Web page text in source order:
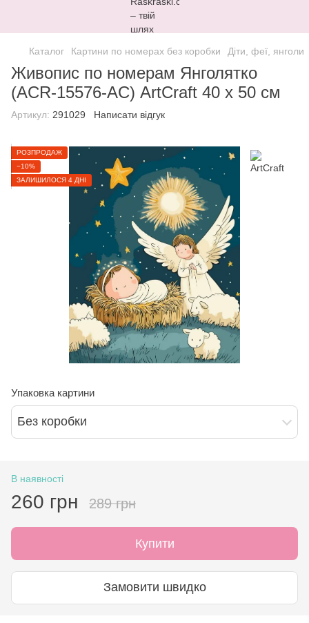
Каталог Картини по номерах без коробки Діти, феї, янголи
Живопис по номерам Янголятко
(ACR-15576-AC) ArtCraft 40 х 50 см
Артикул: 291029 Написати відгук
РОЗПРОДАЖ
−10%
ЗАЛИШИЛОСЯ 4 ДНІ
Упаковка картини
Без коробки
В наявності
260 грн 289 грн
Купити
Замовити швидко